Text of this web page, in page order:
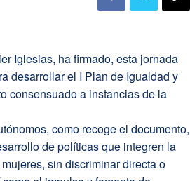
Iglesias, ha firmado, esta jornada
desarrollar el I Plan de Igualdad y
consensuado a instancias de la
como recoge el documento,
de políticas que integren la
sin discriminar directa o